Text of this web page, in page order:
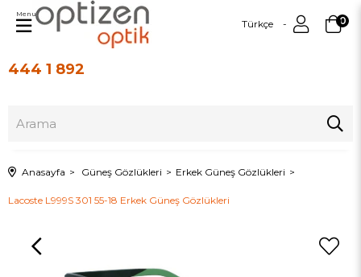
444 1 892
Türkçe 0
Menu
Anasayfa Güneş Gözlükleri Erkek Güneş Gözlükleri
Lacoste L999S 301 55-18 Erkek Güneş Gözlükleri